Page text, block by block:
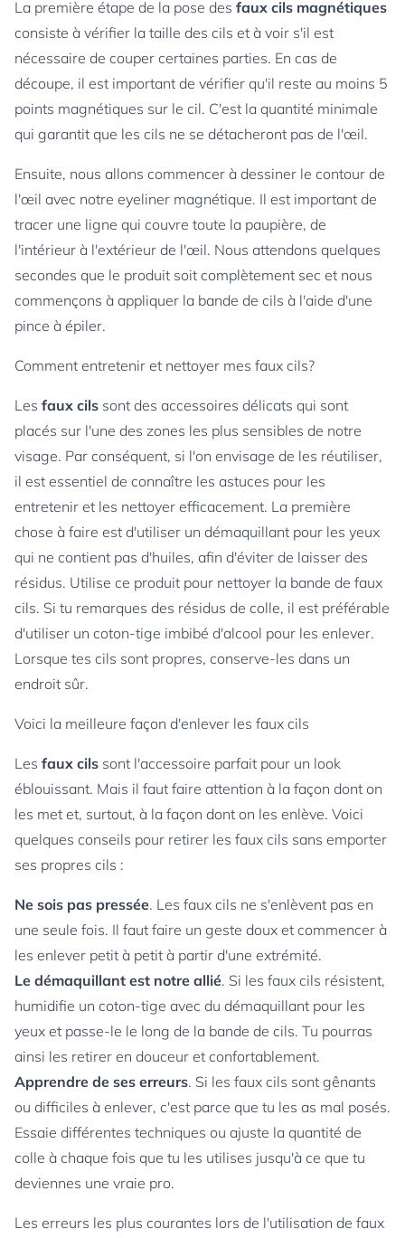
La première étape de la pose des faux cils magnétiques
consiste à vérifier la taille des cils et à voir s'il est
nécessaire de couper certaines parties. En cas de
découpe, il est important de vérifier qu'il reste au moins 5
points magnétiques sur le cil. C'est la quantité minimale
qui garantit que les cils ne se détacheront pas de l'œil.
Ensuite, nous allons commencer à dessiner le contour de
l'œil avec notre eyeliner magnétique. Il est important de
tracer une ligne qui couvre toute la paupière, de
l'intérieur à l'extérieur de l'œil. Nous attendons quelques
secondes que le produit soit complètement sec et nous
commençons à appliquer la bande de cils à l'aide d'une
pince à épiler.
Comment entretenir et nettoyer mes faux cils?
Les faux cils sont des accessoires délicats qui sont
placés sur l'une des zones les plus sensibles de notre
visage. Par conséquent, si l'on envisage de les réutiliser,
il est essentiel de connaître les astuces pour les
entretenir et les nettoyer efficacement. La première
chose à faire est d'utiliser un démaquillant pour les yeux
qui ne contient pas d'huiles, afin d'éviter de laisser des
résidus. Utilise ce produit pour nettoyer la bande de faux
cils. Si tu remarques des résidus de colle, il est préférable
d'utiliser un coton-tige imbibé d'alcool pour les enlever.
Lorsque tes cils sont propres, conserve-les dans un
endroit sûr.
Voici la meilleure façon d'enlever les faux cils
Les faux cils sont l'accessoire parfait pour un look
éblouissant. Mais il faut faire attention à la façon dont on
les met et, surtout, à la façon dont on les enlève. Voici
quelques conseils pour retirer les faux cils sans emporter
ses propres cils :
Ne sois pas pressée. Les faux cils ne s'enlèvent pas en
une seule fois. Il faut faire un geste doux et commencer à
les enlever petit à petit à partir d'une extrémité.
Le démaquillant est notre allié. Si les faux cils résistent,
humidifie un coton-tige avec du démaquillant pour les
yeux et passe-le le long de la bande de cils. Tu pourras
ainsi les retirer en douceur et confortablement.
Apprendre de ses erreurs. Si les faux cils sont gênants
ou difficiles à enlever, c'est parce que tu les as mal posés.
Essaie différentes techniques ou ajuste la quantité de
colle à chaque fois que tu les utilises jusqu'à ce que tu
deviennes une vraie pro.
Les erreurs les plus courantes lors de l'utilisation de faux